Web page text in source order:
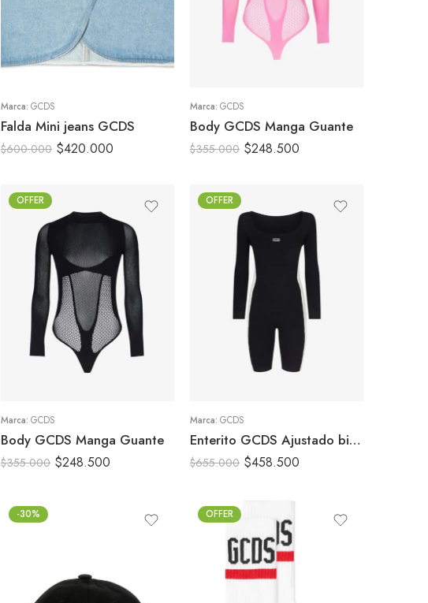
Marca: GCDS
Falda Mini jeans GCDS
$600.000 $420.000
28
Marca: GCDS
Body GCDS Manga Guante
$355.000 $248.500
M
OFFER
Marca: GCDS
Body GCDS Manga Guante
$355.000 $248.500
M
OFFER
Marca: GCDS
Enterito GCDS Ajustado bicolor
$655.000 $458.500
-30% OFFER